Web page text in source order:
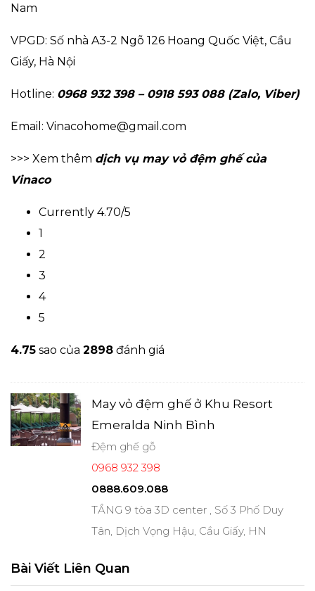
Nam
VPGD: Số nhà A3-2 Ngõ 126 Hoang Quốc Việt, Cầu
Giấy, Hà Nội
Hotline: 0968 932 398 – 0918 593 088 (Zalo, Viber)
Email: Vinacohome@gmail.com
>>> Xem thêm dịch vụ may vỏ đệm ghế của
Vinaco
Currently 4.70/5
1
2
3
4
5
4.75 sao của 2898 đánh giá
May vỏ đệm ghế ở Khu Resort
Emeralda Ninh Bình
Đệm ghế gỗ
0968 932 398
0888.609.088
TẦNG 9 tòa 3D center , Số 3 Phố Duy
Tân, Dịch Vọng Hậu, Cầu Giấy, HN
Bài Viết Liên Quan